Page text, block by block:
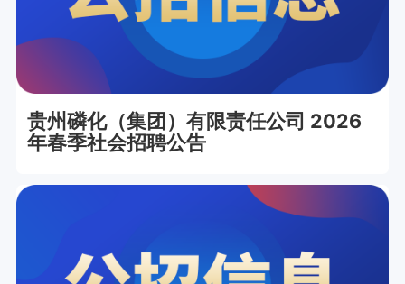
贵州磷化（集团）有限责任公司 2026
年春季社会招聘公告